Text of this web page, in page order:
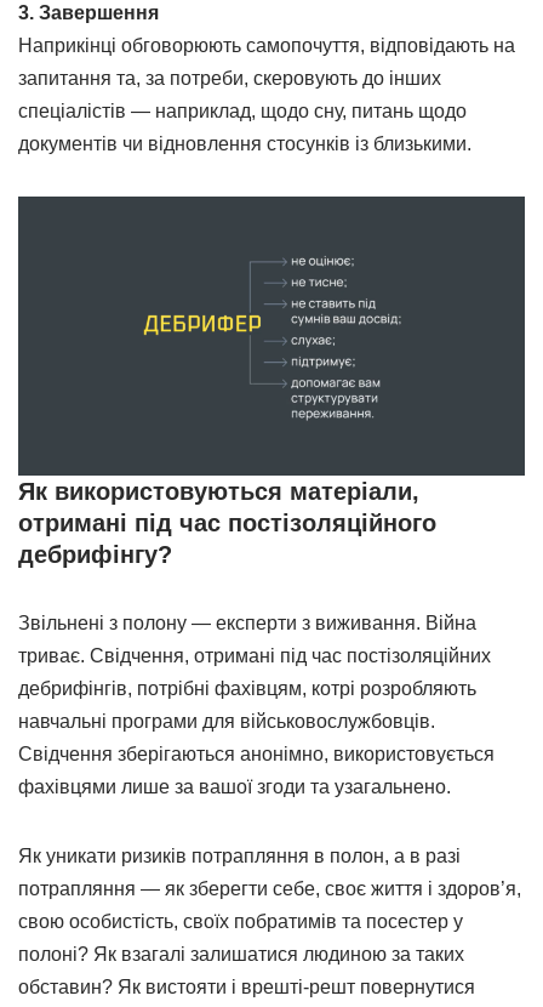
3. Завершення
Наприкінці обговорюють самопочуття, відповідають на
запитання та, за потреби, скеровують до інших
спеціалістів — наприклад, щодо сну, питань щодо
документів чи відновлення стосунків із близькими.
Як використовуються матеріали,
отримані під час постізоляційного
дебрифінгу?
Звільнені з полону — експерти з виживання. Війна
триває. Свідчення, отримані під час постізоляційних
дебрифінгів, потрібні фахівцям, котрі розробляють
навчальні програми для військовослужбовців.
Свідчення зберігаються анонімно, використовується
фахівцями лише за вашої згоди та узагальнено.
Як уникати ризиків потрапляння в полон, а в разі
потрапляння — як зберегти себе, своє життя і здоров’я,
свою особистість, своїх побратимів та посестер у
полоні? Як взагалі залишатися людиною за таких
обставин? Як вистояти і врешті-решт повернутися